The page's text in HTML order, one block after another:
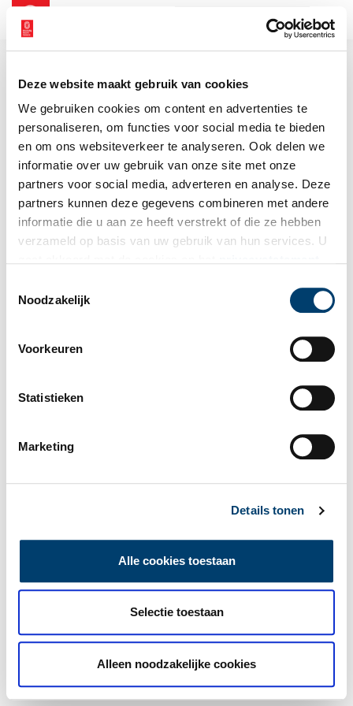
Deze website maakt gebruik van cookies
We gebruiken cookies om content en advertenties te
personaliseren, om functies voor social media te bieden
en om ons websiteverkeer te analyseren. Ook delen we
informatie over uw gebruik van onze site met onze
partners voor social media, adverteren en analyse. Deze
partners kunnen deze gegevens combineren met andere
informatie die u aan ze heeft verstrekt of die ze hebben
verzameld op basis van uw gebruik van hun services. U
Noodzakelijk
Voorkeuren
Statistieken
Marketing
Details tonen
Alle cookies toestaan
Selectie toestaan
Alleen noodzakelijke cookies